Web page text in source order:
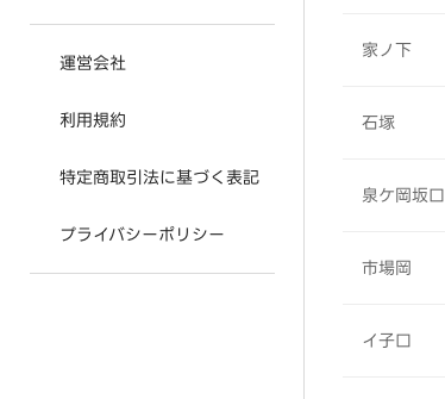
運営会社
利用規約
特定商取引法に基づく表記
プライバシーポリシー
家ノ下
石塚
泉ケ岡坂口
市場岡
イ子口